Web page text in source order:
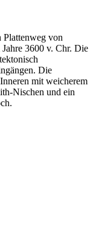
Plattenweg von
3600 v. Chr. Die
Die
mit weicherem
Nischen und ein